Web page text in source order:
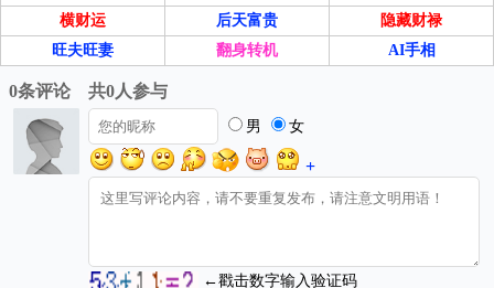
横财运
后天富贵
隐藏财禄
旺夫旺妻
翻身转机 AI手相